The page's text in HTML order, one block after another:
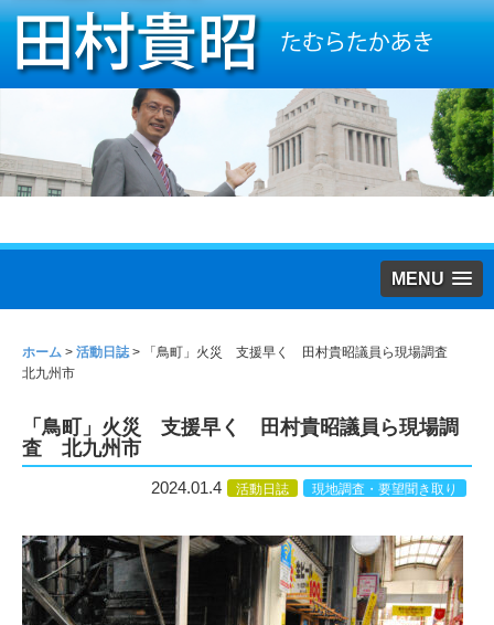
MENU
ホーム > 活動日誌>
「鳥町」火災 支援早く 田村貴昭議員ら現場調査
北九州市
「鳥町」火災 支援早く 田村貴昭議員ら現場調
査 北九州市
2024.01.4 活動日誌 現地調査・要望聞き取り